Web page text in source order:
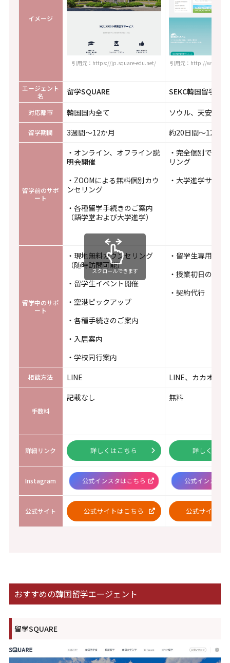
イメージ
引用元：https://jp.square-edu.net/ 引用元：http://
エージェント
名
留学SQUARE SEKC韓国留学
対応都市 韓国国内全て ソウル、天安など
留学期間 3週間～12か月 約20日間～12か月
留学前のサポ
ート
・オンライン、オフライン説
明会開催
・ZOOMによる無料個別カウ
ンセリング
・各種留学手続きのご案内
（語学堂および大学進学）
・完全個別での対
リング
・大学進学サポー
留学中のサポ
ート
・現地無料カウンセリング
（随時訪問可能）
・留学生イベント開催
・空港ピックアップ
・各種手続きのご案内
・入居案内
・学校同行案内
・留学生専用ワン
・授業初日の同行
・契約代行
相談方法 LINE LINE、カカオトー
手数料
記載なし 無料
詳細リンク 詳しくはこちら 詳しくはこ
Instagram 公式インスタはこちら 公式インスタ
公式サイト 公式サイトはこちら 公式サイトは
スクロールできます
おすすめの韓国留学エージェント
留学SQUARE